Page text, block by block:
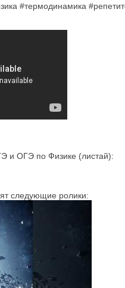
#термодинамика
и ОГЭ по Физике (листай):
следующие ролики: